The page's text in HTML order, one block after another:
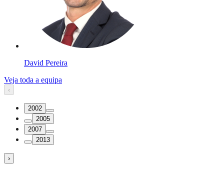
David Pereira
Veja toda a equipa
‹
2002
2005
2007
2013
›